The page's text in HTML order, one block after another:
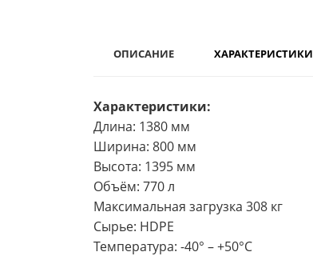
ОПИСАНИЕ ХАРАКТЕРИСТИКИ
Характеристики:
Длина: 1380 мм
Ширина: 800 мм
Высота: 1395 мм
Объём: 770 л
Максимальная загрузка 308 кг
Сырье: HDPE
Температура: -40° – +50°С